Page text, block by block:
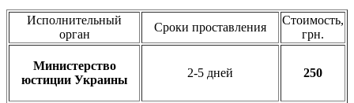
Исполнительный
орган
Сроки проставления
Стоимость,
грн.
Министерство
юстиции Украины
2-5 дней 250